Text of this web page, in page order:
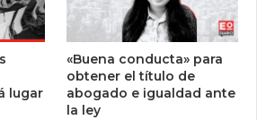
lugar
«Buena conducta» para
obtener el título de
abogado e igualdad ante
la ley